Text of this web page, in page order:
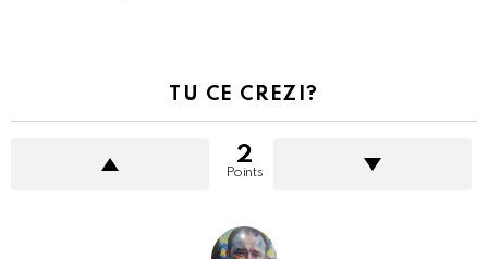
TU CE CREZI?
2
Points